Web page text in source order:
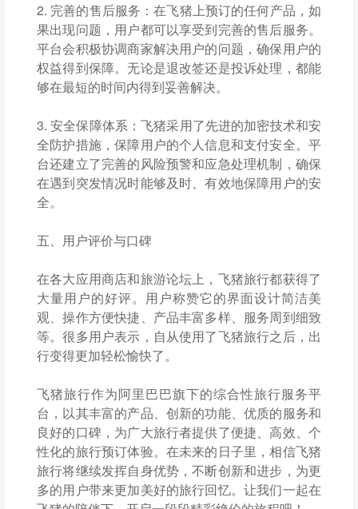
2. 完善的售后服务：在飞猪上预订的任何产品，如
果出现问题，用户都可以享受到完善的售后服务。
平台会积极协调商家解决用户的问题，确保用户的
权益得到保障。无论是退改签还是投诉处理，都能
够在最短的时间内得到妥善解决。
3. 安全保障体系：飞猪采用了先进的加密技术和安
全防护措施，保障用户的个人信息和支付安全。平
台还建立了完善的风险预警和应急处理机制，确保
在遇到突发情况时能够及时、有效地保障用户的安
全。
五、用户评价与口碑
在各大应用商店和旅游论坛上，飞猪旅行都获得了
大量用户的好评。用户称赞它的界面设计简洁美
观、操作方便快捷、产品丰富多样、服务周到细致
等。很多用户表示，自从使用了飞猪旅行之后，出
行变得更加轻松愉快了。
飞猪旅行作为阿里巴巴旗下的综合性旅行服务平
台，以其丰富的产品、创新的功能、优质的服务和
良好的口碑，为广大旅行者提供了便捷、高效、个
性化的旅行预订体验。在未来的日子里，相信飞猪
旅行将继续发挥自身优势，不断创新和进步，为更
多的用户带来更加美好的旅行回忆。让我们一起在